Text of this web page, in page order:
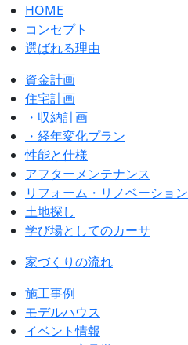
HOME
コンセプト
選ばれる理由
資金計画
住宅計画
・収納計画
・経年変化プラン
性能と仕様
アフターメンテナンス
リフォーム・リノベーション
土地探し
学び場としてのカーサ
家づくりの流れ
施工事例
モデルハウス
イベント情報